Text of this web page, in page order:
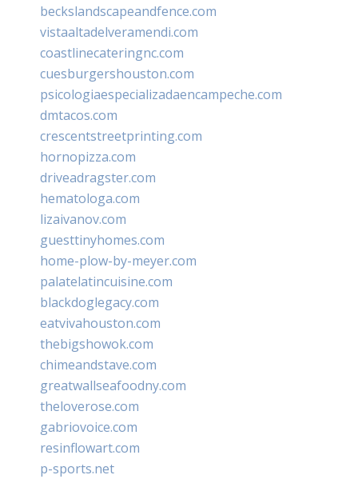
beckslandscapeandfence.com
vistaaltadelveramendi.com
coastlinecateringnc.com
cuesburgershouston.com
psicologiaespecializadaencampeche.com
dmtacos.com
crescentstreetprinting.com
hornopizza.com
driveadragster.com
hematologa.com
lizaivanov.com
guesttinyhomes.com
home-plow-by-meyer.com
palatelatincuisine.com
blackdoglegacy.com
eatvivahouston.com
thebigshowok.com
chimeandstave.com
greatwallseafoodny.com
theloverose.com
gabriovoice.com
resinflowart.com
p-sports.net